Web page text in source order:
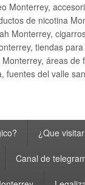
Monterrey,
de nicotina
Monterrey,
tiendas
áreas
del valle
¿Que
Canal de